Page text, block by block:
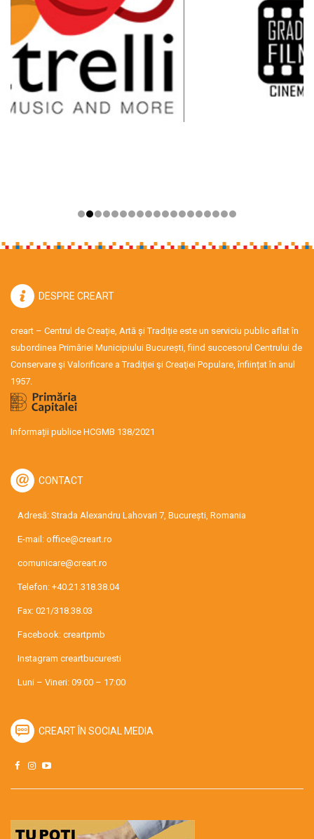
DESPRE CREART
creart – Centrul de Creație, Artă și Tradiție este un serviciu public aflat în
subordinea Primăriei Municipiului București, fiind succesorul Centrului de
Conservare şi Valorificare a Tradiţiei şi Creaţiei Populare, înființat în anul
1957.
Informații publice HCGMB 138/2021
CONTACT
Adresă: Strada Alexandru Lahovari 7, București, Romania
E-mail: office@creart.ro
comunicare@creart.ro
Telefon: +40.21.318.38.04
Fax: 021/318.38.03
Facebook: creartpmb
Instagram creartbucuresti
Luni – Vineri: 09:00 – 17:00
CREART ÎN SOCIAL MEDIA